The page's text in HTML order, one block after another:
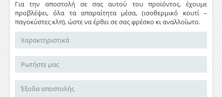
Για την αποστολή σε σας αυτού του προϊόντος, έχουμε
προβλέψει, όλα τα απαραίτητα μέσα, (ισοθερμικό κουτί –
παγοκύστες κλπ), ώστε να έρθει σε σας φρέσκο κι αναλλοίωτο.
Χαρακτηριστικά
Ρωτήστε μας
Έξοδα αποστολής